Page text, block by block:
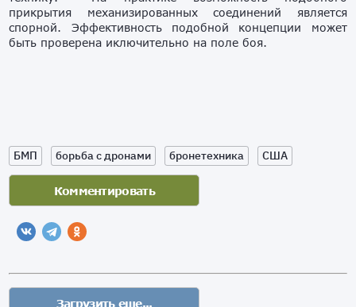
прикрытия механизированных соединений является
спорной. Эффективность подобной концепции может
быть проверена иключительно на поле боя.
БМП борьба с дронами бронетехника США